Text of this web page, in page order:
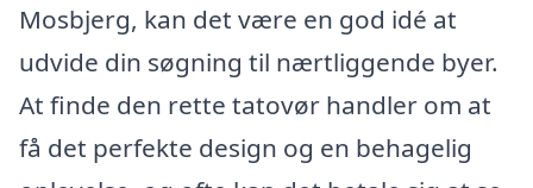
Mosbjerg, kan det være en god idé at
udvide din søgning til nærtliggende byer.
At finde den rette tatovør handler om at
få det perfekte design og en behagelig